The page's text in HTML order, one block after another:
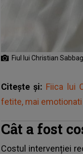
Fiul lui Christian
Citește și: Fiica lui
fetite, mai
Cât a fost
Costul intervenției